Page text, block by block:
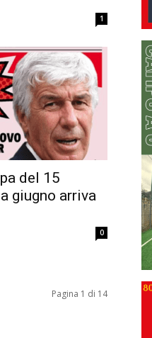
1
del 15
giugno arriva
0
Pagina 1 di 14